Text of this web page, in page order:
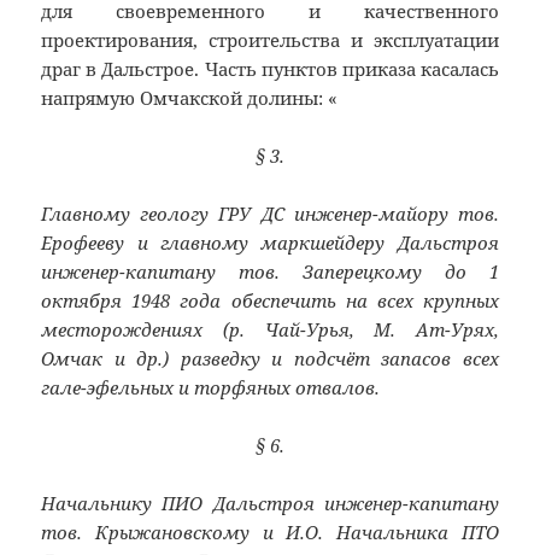
для своевременного и качественного
проектирования, строительства и эксплуатации
драг в Дальстрое. Часть пунктов приказа касалась
напрямую Омчакской долины: «
§ 3.
Главному геологу ГРУ ДС инженер-майору тов.
Ерофееву и главному маркшейдеру Дальстроя
инженер-капитану тов. Заперецкому до 1
октября 1948 года обеспечить на всех крупных
месторождениях (р. Чай-Урья, М. Ат-Урях,
Омчак и др.) разведку и подсчёт запасов всех
гале-эфельных и торфяных отвалов.
§ 6.
Начальнику ПИО Дальстроя инженер-капитану
тов. Крыжановскому и И.О. Начальника ПТО